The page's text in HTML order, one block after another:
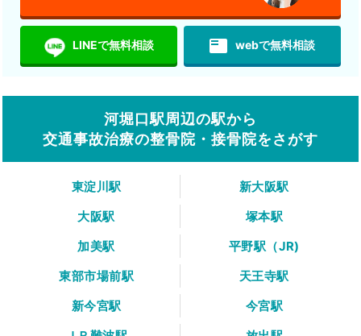
LINEで無料相談 featured_play_list webで無料相談
河堀口駅周辺の駅から
交通事故治療の整骨院・接骨院をさがす
東淀川駅
新大阪駅
大阪駅
塚本駅
加美駅
平野駅（JR)
東部市場前駅
天王寺駅
新今宮駅
今宮駅